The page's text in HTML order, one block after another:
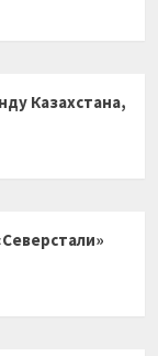
Казахстана,